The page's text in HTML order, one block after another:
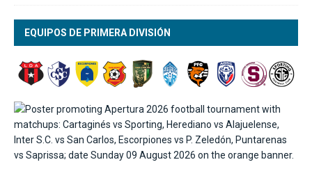
EQUIPOS DE PRIMERA DIVISIÓN